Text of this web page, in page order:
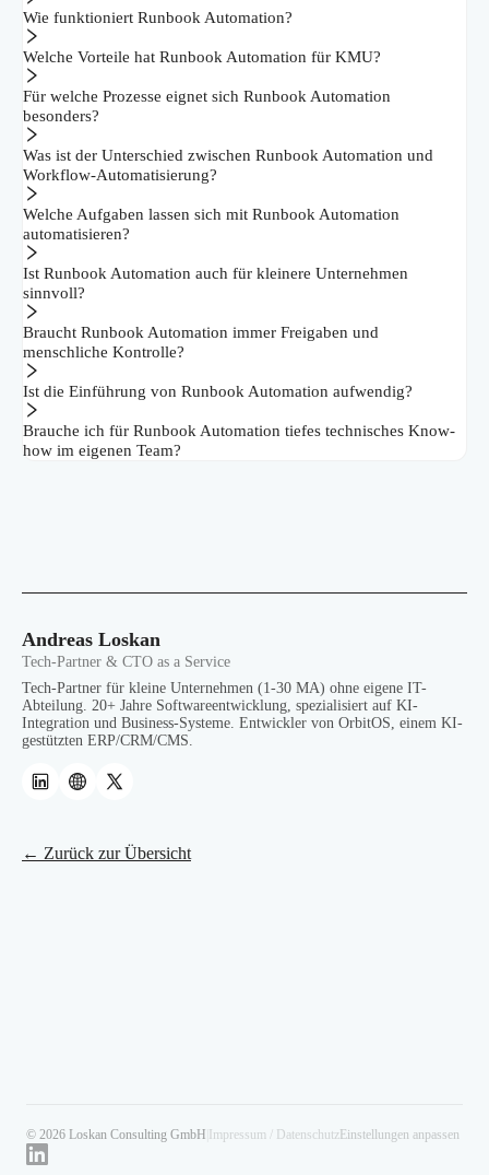
Wie funktioniert Runbook Automation?
Welche Vorteile hat Runbook Automation für KMU?
Für welche Prozesse eignet sich Runbook Automation
besonders?
Was ist der Unterschied zwischen Runbook Automation und
Workflow-Automatisierung?
Welche Aufgaben lassen sich mit Runbook Automation
automatisieren?
Ist Runbook Automation auch für kleinere Unternehmen
sinnvoll?
Braucht Runbook Automation immer Freigaben und
menschliche Kontrolle?
Ist die Einführung von Runbook Automation aufwendig?
Brauche ich für Runbook Automation tiefes technisches Know-
how im eigenen Team?
Andreas Loskan
Tech-Partner & CTO as a Service
Tech-Partner für kleine Unternehmen (1-30 MA) ohne eigene IT-
Abteilung. 20+ Jahre Softwareentwicklung, spezialisiert auf KI-
Integration und Business-Systeme. Entwickler von OrbitOS, einem KI-
gestützten ERP/CRM/CMS.
← Zurück zur Übersicht
© 2026 Loskan Consulting GmbH Impressum / Datenschutz Einstellungen anpassen